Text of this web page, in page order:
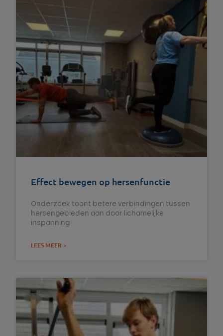
Effect bewegen op hersenfunctie
Onderzoek toont betere verbindingen tussen
hersengebieden aan door lichamelijke
inspanning
LEES MEER >